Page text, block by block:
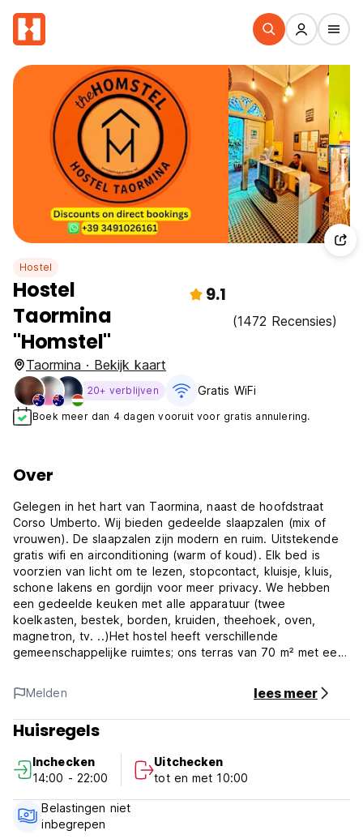
Hostel
Hostel
Taormina
"Homstel"
9.1
(1472 Recensies)
Taormina · Bekijk kaart
20+ verblijven Gratis WiFi
Boek meer dan 4 dagen vooruit voor gratis annulering.
Over
Gelegen in het hart van Taormina, naast de hoofdstraat
Corso Umberto. Wij bieden gedeelde slaapzalen (mix of
vrouwen). De slaapzalen zijn modern en ruim. Uitstekende
gratis wifi en airconditioning (warm of koud). Elk bed is
voorzien van licht om te lezen, stopcontact, kluisje, kluis,
schone lakens en gordijn voor meer privacy. We hebben
een gedeelde keuken met alle apparatuur (twee
koelkasten, bestek, borden, kruiden, theehoek, oven,
magnetron, tv. ..)Het hostel heeft verschillende
gemeenschappelijke ruimtes; ons terras van 70 m² met een
lounge/bar.
We hebben ook mooie appartementen voor twee personen
uitgerust met privébadkamers met hydromassagedouche,
kluis, airconditioning, kitchenette, tv, dvd, minibar...
Palazzo Corvaja en op minder dan 10 minuten lopen van
het Griekse Theater. Uitstekende busverbinding naar
Catania en het strand. Taormina is een perfecte plek om de
Etna of het Eolische eiland te bereiken met dagelijkse
excursies. Behulpzaam personeel, vriendelijke sfeer,
Melden lees meer
Huisregels
Inchecken
14:00 - 22:00
Uitchecken
tot en met 10:00
Belastingen niet
inbegrepen